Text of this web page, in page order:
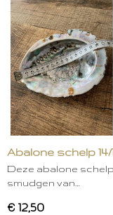
Abalone schelp 14/
Deze abalone
smudgen van…
€ 12,50